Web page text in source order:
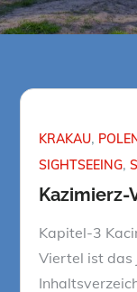
KRAKAU
SIGHTSEEING
Kazimierz-
Kapitel-3
Viertel ist das